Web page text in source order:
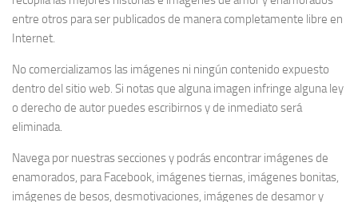
entre otros para ser publicados de manera completamente libre en
Internet.
No comercializamos las imágenes ni ningún contenido expuesto
dentro del sitio web. Si notas que alguna imagen infringe alguna ley
o derecho de autor puedes escribirnos y de inmediato será
eliminada.
Navega por nuestras secciones y podrás encontrar imágenes de
enamorados, para Facebook, imágenes tiernas, imágenes bonitas,
imágenes de besos, desmotivaciones, imágenes de desamor y